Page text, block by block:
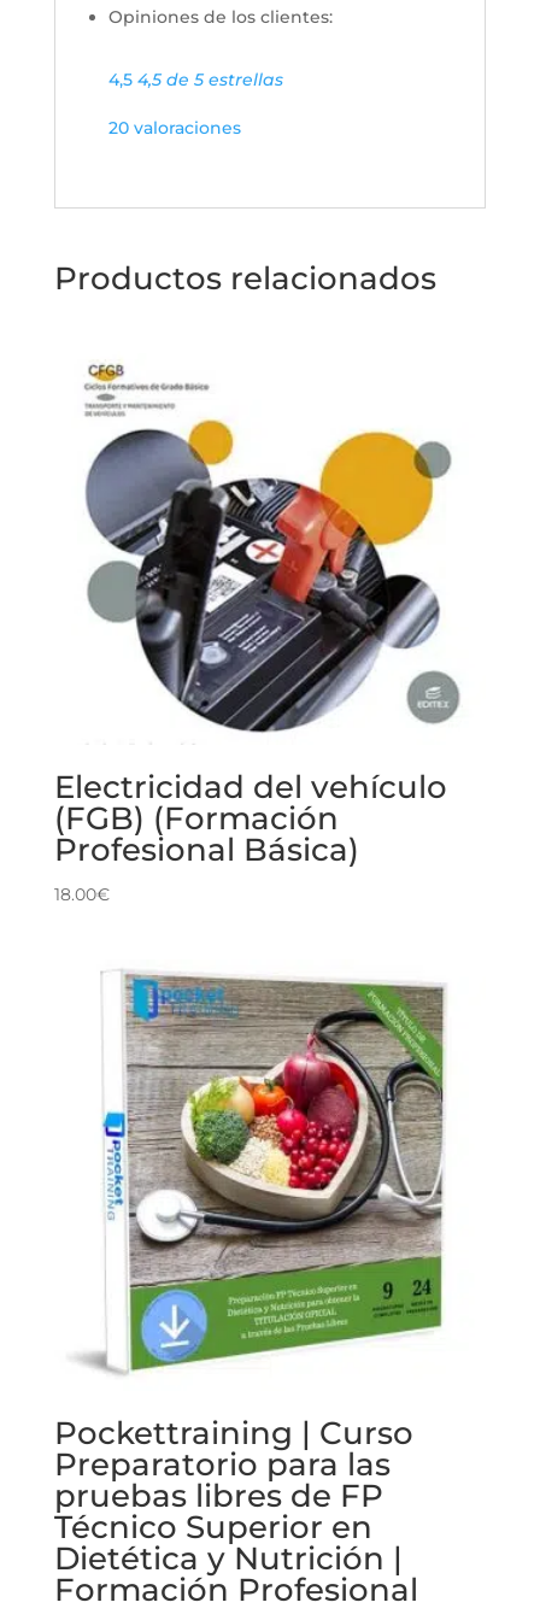
Opiniones de los clientes:
4,5 4,5 de 5 estrellas
20 valoraciones
Productos relacionados
Electricidad del vehículo
(FGB) (Formación
Profesional Básica)
18.00€
Pockettraining | Curso
Preparatorio para las
pruebas libres de FP
Técnico Superior en
Dietética y Nutrición |
Formación Profesional